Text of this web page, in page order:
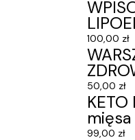
100,00 zł
50,00 zł
KETO
99,00 zł